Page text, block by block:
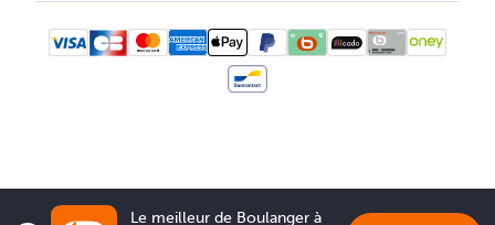
Le meilleur de Boulanger à